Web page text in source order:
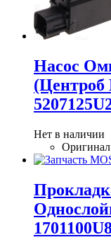
Насос
Нет в наличии
Оригинал